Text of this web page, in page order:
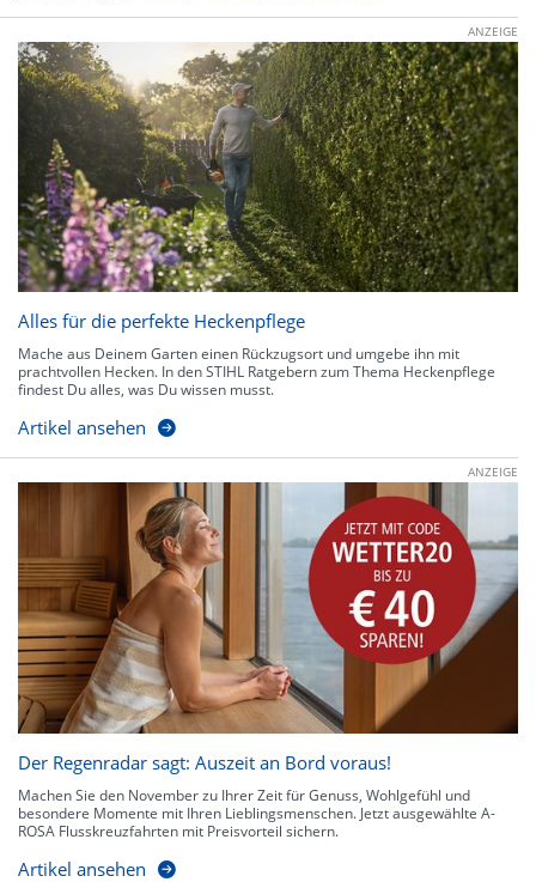
ANZEIGE
Alles für die perfekte Heckenpflege
Mache aus Deinem Garten einen Rückzugsort und umgebe ihn mit
prachtvollen Hecken. In den STIHL Ratgebern zum Thema Heckenpflege
findest Du alles, was Du wissen musst.
Artikel ansehen
ANZEIGE
Der Regenradar sagt: Auszeit an Bord voraus!
Machen Sie den November zu Ihrer Zeit für Genuss, Wohlgefühl und
besondere Momente mit Ihren Lieblingsmenschen. Jetzt ausgewählte A-
ROSA Flusskreuzfahrten mit Preisvorteil sichern.
Artikel ansehen